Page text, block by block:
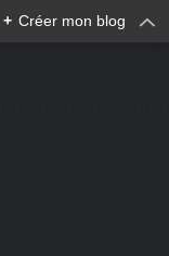
+ Créer mon blog